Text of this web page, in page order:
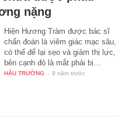
nặng
Hiện Hương Tràm được bác sĩ
chẩn đoán là viêm giác mạc sâu,
có thể để lại sẹo và giảm thị lực,
bên cạnh đó là mắt phải bị…
HẬU TRƯỜNG - 9 năm trước